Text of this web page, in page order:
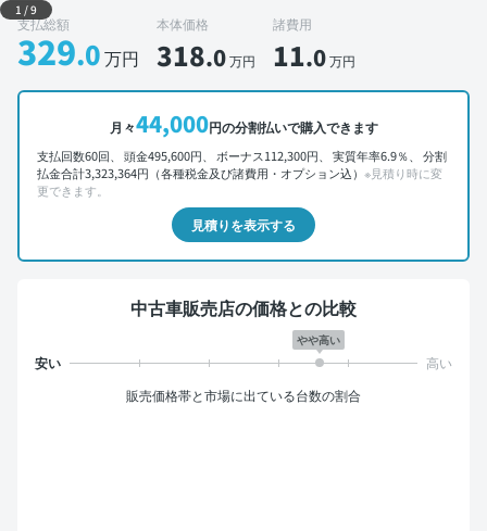
1 /9
支払総額
329.0万円
本体価格
318.0万円
諸費用
11.0万円
月々44,000円の分割払いで購入できます
支払回数60回、 頭金495,600円、 ボーナス112,300円、 実質年率6.9％、 分割
払金合計3,323,364円（各種税金及び諸費用・オプション込） ※見積り時に変
更できます。
見積りを表示する
中古車販売店の価格との比較
やや高い
販売価格帯と市場に出ている台数の割合